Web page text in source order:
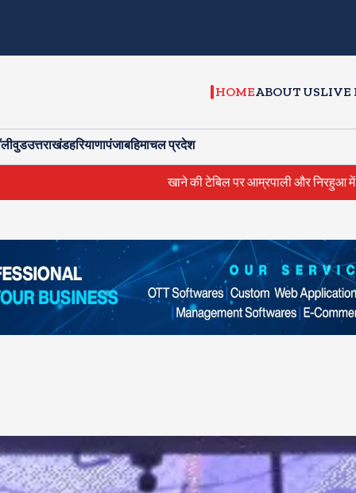
HOMEABOUT USLIVE
उत्तराखंडहरियाणापंजाबहिमाचल प्रदेश
खाने की टेबिल पर आम्रपाली और निरहुआ में हुई भिडंत, काजल ने